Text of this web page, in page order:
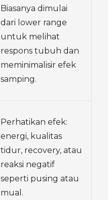
Biasanya dimulai
dari lower range
untuk melihat
respons tubuh dan
meminimalisir efek
samping.
Perhatikan efek:
energi, kualitas
tidur, recovery, atau
reaksi negatif
seperti pusing atau
mual.